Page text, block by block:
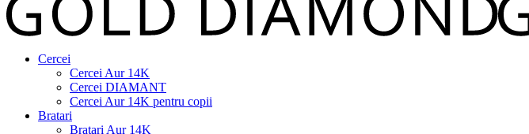
Cercei
Cercei Aur 14K
Cercei DIAMANT
Cercei Aur 14K pentru copii
Bratari
Bratari Aur 14K